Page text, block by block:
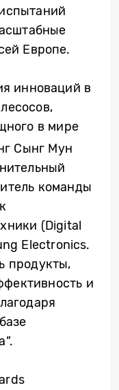
Европе.
инноваций в
в мире
Сынг Мун
команды
(Digital
Electronics.
продукты,
и